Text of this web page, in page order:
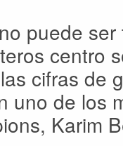
puede
centro
cifras de
uno de los
Karim